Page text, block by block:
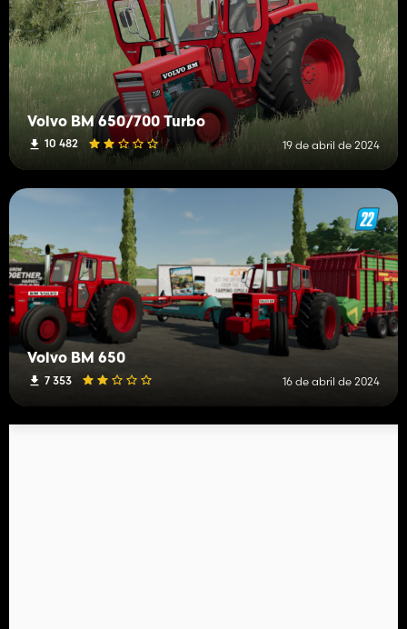
Volvo BM 650/700 Turbo
10 482 19 de abril de 2024
Volvo BM 650
7 353 16 de abril de 2024